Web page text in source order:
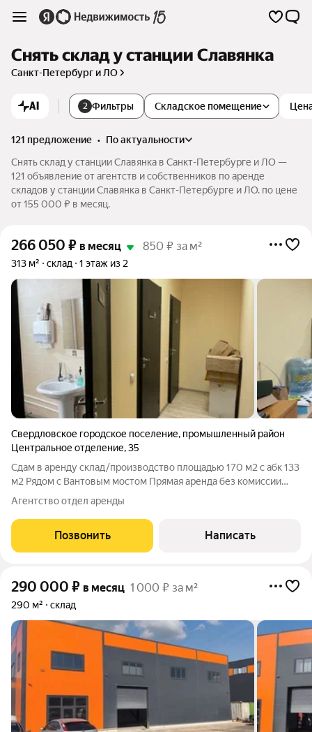
Снять склад у станции Славянка
Санкт-Петербург и ЛО
AI 2 Фильтры Складское помещение
121 предложение •
по актуальности
Снять склад у станции Славянка в Санкт-Петербурге и ЛО —
121 объявление от агентств и собственников по аренде
складов у станции Славянка в Санкт-Петербурге и ЛО. по цене
от 155 000 ₽ в месяц.
266 050 ₽ в месяц 850 ₽ за м²
313 м² склад 1 этаж из 2
Свердловское городское поселение, промышленный район
Центральное отделение,35
Сдам в аренду склад/производство площадью 170 м2 с абк 133
м2 Рядом с Вантовым мостом Прямая аренда без комиссии
Освобождается к 1 июня Высота потолка 5 м 2 ворот в ноль
Мощность 50 кВт Пол - ровный с покрытием топинг Санузлы,
душевая Офисы и
Агентство отдел аренды
Позвонить Написать
290 000 ₽ в месяц 1 000 ₽ за м²
290 м² склад